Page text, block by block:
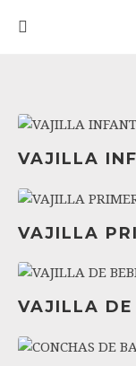
VAJILLA
VAJILLA
VAJILLA DE